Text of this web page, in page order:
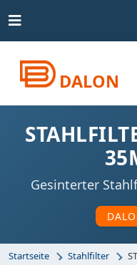
DALON
Gesinterter
Startseite Stahlfilter